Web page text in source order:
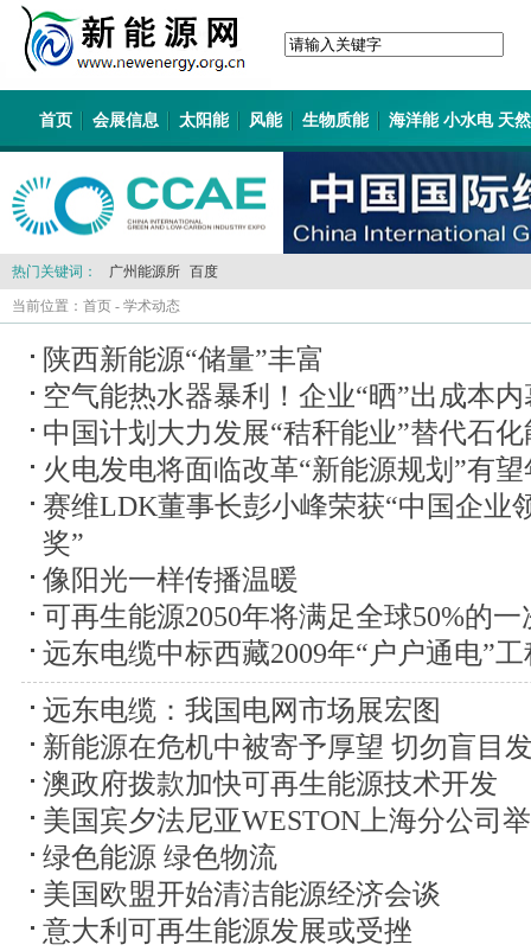
首页 会展信息 太阳能 风能 生物质能 海洋能 小水电 天
热门关键词： 广州能源所 百度
当前位置： 首页 - 学术动态
陕西新能源“储量”丰富
空气能热水器暴利！企业“晒”出成本内
中国计划大力发展“秸秆能业”替代石化
火电发电将面临改革“新能源规划”有
赛维LDK董事长彭小峰荣获“中国企业
奖”
像阳光一样传播温暖
可再生能源2050年将满足全球50%的
远东电缆中标西藏2009年“户户通电”工
远东电缆：我国电网市场展宏图
新能源在危机中被寄予厚望 切勿盲目
澳政府拨款加快可再生能源技术开发
美国宾夕法尼亚WESTON上海分公司
绿色能源 绿色物流
美国欧盟开始清洁能源经济会谈
意大利可再生能源发展或受挫